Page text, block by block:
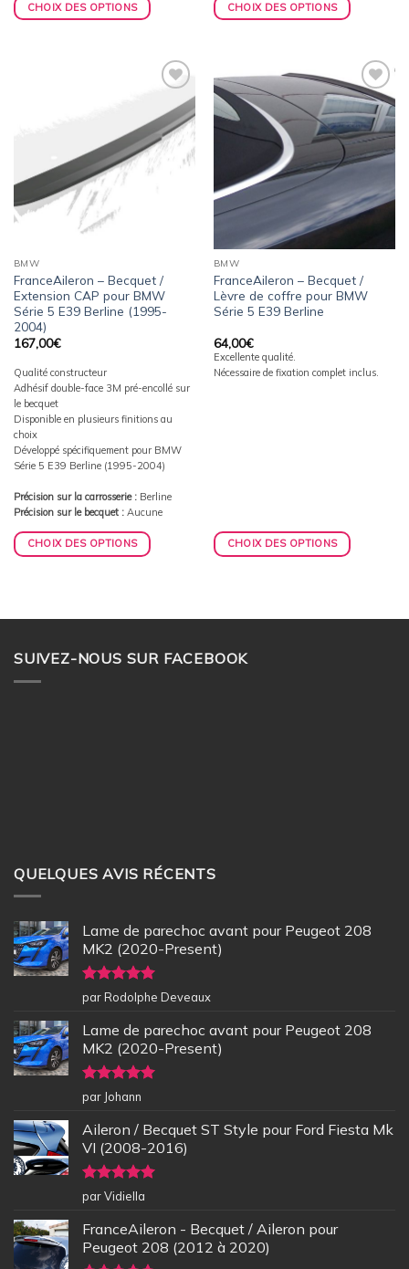
CHOIX DES OPTIONS CHOIX DES OPTIONS
Ajouter
à la
wishlist
BMW
FranceAileron – Becquet /
Extension CAP pour BMW
Série 5 E39 Berline (1995-
2004)
167,00€
Qualité constructeur
Adhésif double-face 3M pré-encollé sur
le becquet
Disponible en plusieurs finitions au
choix
Développé spécifiquement pour BMW
Série 5 E39 Berline (1995-2004)
Précision sur la carrosserie :Berline
Précision sur le becquet :Aucune
CHOIX DES OPTIONS
Ajouter
à la
wishlist
BMW
FranceAileron – Becquet /
Lèvre de coffre pour BMW
Série 5 E39 Berline
64,00€
Excellente qualité.
Nécessaire de fixation complet inclus.
CHOIX DES OPTIONS
SUIVEZ-NOUS SUR FACEBOOK
QUELQUES AVIS RÉCENTS
Lame de parechoc avant pour Peugeot 208
MK2 (2020-Present)
Note5sur
5
par Rodolphe Deveaux
Lame de parechoc avant pour Peugeot 208
MK2 (2020-Present)
Note5sur
5
par Johann
Aileron / Becquet ST Style pour Ford Fiesta Mk
VI (2008-2016)
Note5sur
5
par Vidiella
FranceAileron - Becquet / Aileron pour
Peugeot 208 (2012 à 2020)